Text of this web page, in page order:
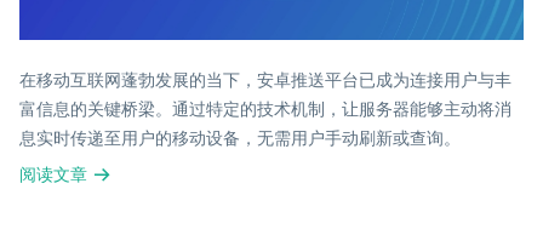
在移动互联网蓬勃发展的当下，安卓推送平台已成为连接用户与丰
富信息的关键桥梁。通过特定的技术机制，让服务器能够主动将消
息实时传递至用户的移动设备，无需用户手动刷新或查询。
阅读文章